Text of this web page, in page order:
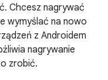
Chcesz nagrywać
wymyślać na nowo
z Androidem
nagrywanie
zrobić.